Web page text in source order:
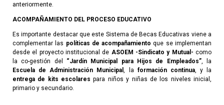
anteriormente.
ACOMPAÑAMIENTO DEL PROCESO EDUCATIVO
Es importante destacar que este Sistema de Becas Educativas viene a
complementar las políticas de acompañamiento que se implementan
desde el proyecto institucional de ASOEM -Sindicato y Mutual- como
la co-gestión del “Jardín Municipal para Hijos de Empleados”, la
Escuela de Administración Municipal
, la formación continua, y la
entrega de kits escolares para niños y niñas de los niveles inicial,
primario y secundario.